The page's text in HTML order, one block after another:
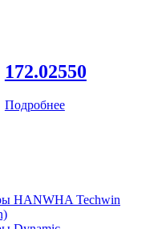
172.02550
Подробнее
HANWHA Techwin